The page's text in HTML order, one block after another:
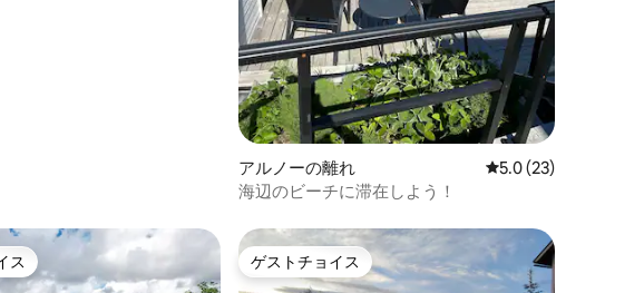
つ星の平均評価 アルノーの離れ レビュー23件、5つ
5.0 (23)
海辺のビーチに滞在しよう！
ス
ス ゲストチョイス
ゲストチョイス